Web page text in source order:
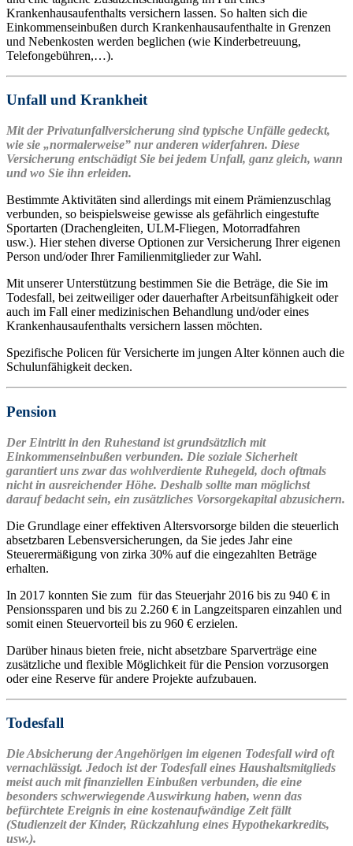
Krankenhausaufenthalts versichern lassen. So halten sich die
Einkommenseinbußen durch Krankenhausaufenthalte in Grenzen
und Nebenkosten werden beglichen (wie Kinderbetreuung,
Telefongebühren,…).
Unfall und Krankheit
Mit der Privatunfallversicherung sind typische Unfälle gedeckt,
wie sie „normalerweise” nur anderen widerfahren. Diese
Versicherung entschädigt Sie bei jedem Unfall, ganz gleich, wann
und wo Sie ihn erleiden.
Bestimmte Aktivitäten sind allerdings mit einem Prämienzuschlag
verbunden, so beispielsweise gewisse als gefährlich eingestufte
Sportarten (Drachengleiten, ULM-Fliegen, Motorradfahren
usw.). Hier stehen diverse Optionen zur Versicherung Ihrer eigenen
Person und/oder Ihrer Familienmitglieder zur Wahl.
Mit unserer Unterstützung bestimmen Sie die Beträge, die Sie im
Todesfall, bei zeitweiliger oder dauerhafter Arbeitsunfähigkeit oder
auch im Fall einer medizinischen Behandlung und/oder eines
Krankenhausaufenthalts versichern lassen möchten.
Spezifische Policen für Versicherte im jungen Alter können auch die
Schulunfähigkeit decken.
Pension
Der Eintritt in den Ruhestand ist grundsätzlich mit
Einkommenseinbußen verbunden. Die soziale Sicherheit
garantiert uns zwar das wohlverdiente Ruhegeld, doch oftmals
nicht in ausreichender Höhe. Deshalb sollte man möglichst
darauf bedacht sein, ein zusätzliches Vorsorgekapital abzusichern.
Die Grundlage einer effektiven Altersvorsorge bilden die steuerlich
absetzbaren Lebensversicherungen, da Sie jedes Jahr eine
Steuerermäßigung von zirka 30% auf die eingezahlten Beträge
erhalten.
In 2017 konnten Sie zum für das Steuerjahr 2016 bis zu 940 € in
Pensionssparen und bis zu 2.260 € in Langzeitsparen einzahlen und
somit einen Steuervorteil bis zu 960 € erzielen.
Darüber hinaus bieten freie, nicht absetzbare Sparverträge eine
zusätzliche und flexible Möglichkeit für die Pension vorzusorgen
oder eine Reserve für andere Projekte aufzubauen.
Todesfall
Die Absicherung der Angehörigen im eigenen Todesfall wird oft
vernachlässigt. Jedoch ist derTodesfall eines Haushaltsmitglieds
meist auch mit finanziellen Einbußen verbunden, die eine
besonders schwerwiegende Auswirkung haben, wenn das
befürchtete Ereignis in eine kostenaufwändige Zeit fällt
(Studienzeit der Kinder, Rückzahlung eines Hypothekarkredits,
usw.).